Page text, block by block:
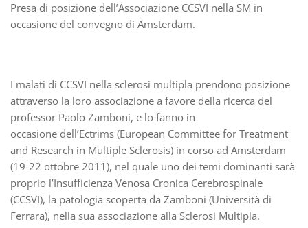
Presa di posizione dell’Associazione CCSVI nella SM in
occasione del convegno di Amsterdam.
I malati di CCSVI nella sclerosi multipla prendono posizione
attraverso la loro associazione a favore della ricerca del
professor Paolo Zamboni, e lo fanno in
occasione dell’Ectrims (European Committee for Treatment
and Research in Multiple Sclerosis) in corso ad Amsterdam
(19-22 ottobre 2011), nel quale uno dei temi dominanti sarà
proprio l’Insufficienza Venosa Cronica Cerebrospinale
(CCSVI), la patologia scoperta da Zamboni (Università di
Ferrara), nella sua associazione alla Sclerosi Multipla.